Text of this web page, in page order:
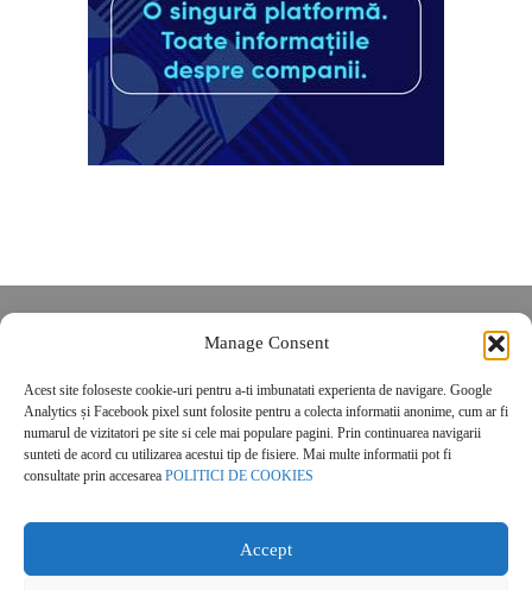
Manage Consent
Acest site foloseste cookie-uri pentru a-ti imbunatati experienta de navigare. Google
Analytics și Facebook pixel sunt folosite pentru a colecta informatii anonime, cum ar fi
numarul de vizitatori pe site si cele mai populare pagini. Prin continuarea navigarii
sunteti de acord cu utilizarea acestui tip de fisiere. Mai multe informatii pot fi
consultate prin accesarea POLITICI DE COOKIES
Accept
POLITICĂ DE CONFIDENȚIALITATE
Politica de cookies